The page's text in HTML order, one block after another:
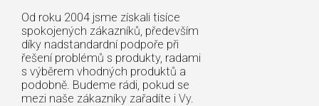
Od roku 2004 jsme získali tisíce
spokojených zákazníků, především
díky nadstandardní podpoře při
řešení problémů s produkty, radami
s výběrem vhodných produktů a
podobně. Budeme rádi, pokud se
mezi naše zákazníky zařadíte i Vy.